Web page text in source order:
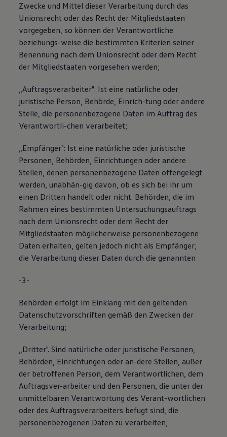
Zwecke und Mittel dieser Verarbeitung durch das
Unionsrecht oder das Recht der Mitgliedstaaten
vorgegeben, so können der Verantwortliche
beziehungs-weise die bestimmten Kriterien seiner
Benennung nach dem Unionsrecht oder dem Recht
der Mitgliedstaaten vorgesehen werden;
„Auftragsverarbeiter": Ist eine natürliche oder
juristische Person, Behörde, Einrich-tung oder andere
Stelle, die personenbezogene Daten im Auftrag des
Verantwortli-chen verarbeitet;
„Empfänger": Ist eine natürliche oder juristische
Personen, Behörden, Einrichtungen oder andere
Stellen, denen personenbezogene Daten offengelegt
werden, unabhän-gig davon, ob es sich bei ihr um
einen Dritten handelt oder nicht. Behörden, die im
Rahmen eines bestimmten Untersuchungsauftrags
nach dem Unionsrecht oder dem Recht der
Mitgliedstaaten möglicherweise personenbezogene
Daten erhalten, gelten jedoch nicht als Empfänger;
die Verarbeitung dieser Daten durch die genannten
-3-
Behörden erfolgt im Einklang mit den geltenden
Datenschutzvorschriften gemäß den Zwecken der
Verarbeitung;
„Dritter". Sind natürliche oder juristische Personen,
Behörden, Einrichtungen oder an-dere Stellen, außer
der betroffenen Person, dem Verantwortlichen, dem
Auftragsver-arbeiter und den Personen, die unter der
unmittelbaren Verantwortung des Verant-wortlichen
oder des Auftragsverarbeiters befugt sind, die
personenbezogenen Daten zu verarbeiten;